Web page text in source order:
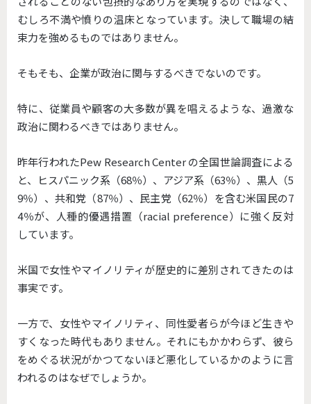
むしろ不満や憤りの温床となっています。決して職場の結
束力を強めるものではありません。
そもそも、企業が政治に関与するべきでないのです。
特に、従業員や顧客の大多数が異を唱えるような、過激な
政治に関わるべきではありません。
昨年行われたPew Research Center の全国世論調査による
と、ヒスパニック系（68％）、アジア系（63％）、黒人（5
9％）、共和党（87％）、民主党（62％）を含む米国民の7
4％が、人種的優遇措置（racial preference）に強く反対
しています。
米国で女性やマイノリティが歴史的に差別されてきたのは
事実です。
一方で、女性やマイノリティ、同性愛者らが今ほど生きや
すくなった時代もありません。それにもかかわらず、彼ら
をめぐる状況がかつてないほど悪化しているかのように言
われるのはなぜでしょうか。